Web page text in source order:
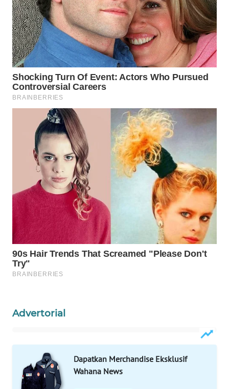
Advertorial
Dapatkan Merchandise Eksklusif
Wahana News
SIBARAGAS
NEWS
METRO
SIANTAR
NEWS
METRO
MEDAN
NEWS
METRO
JAKARTA
NEWS
KRT
NEWS
KARING
NEWS
JURNAL
HUMBANG
NEWS
FISUELRI